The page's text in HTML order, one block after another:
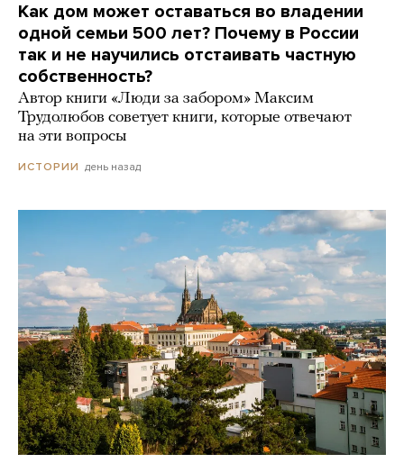
Как дом может оставаться во владении
одной семьи 500 лет? Почему в России
так и не научились отстаивать частную
собственность?
Автор книги «Люди за забором» Максим
Трудолюбов советует книги, которые отвечают
на эти вопросы
ИСТОРИИ день назад